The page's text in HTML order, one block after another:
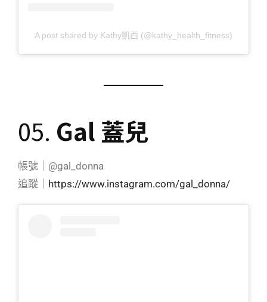
A post shared by Kathy凱西 (@kathy_health_fitness)
05. Gal 蓋兒
帳號｜@gal_donna
追蹤｜ https://www.instagram.com/gal_donna/